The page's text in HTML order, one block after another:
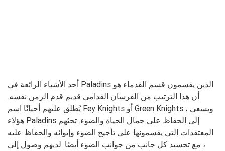
أحد الأشياء الرائعة في Paladins الذين يقسمون قسم القدماء هو
أن هذا الترتيب من الفرسان القدامى قديم قدم الزمن نفسه.
يُطلق عليهم أحيانًا اسم Fey Knights أو Green Knights ، ويسعى
هؤلاء Paladins إلى الحفاظ على جمال الحياة والضوء. تحثهم
المعتقدات التي يقسمونها على تأجيج الضوء وإيوائه والحفاظ عليه
، مع تجسيد كل جانب من جوانب الضوء أيضًا. لديهم وصول إلى